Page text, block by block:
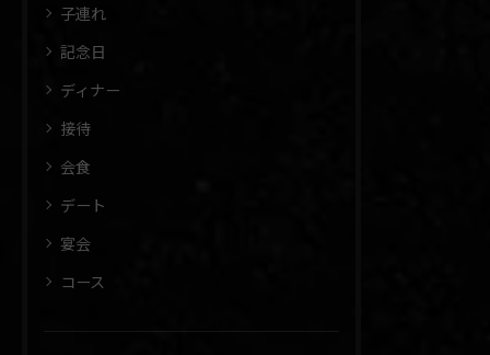
子連れ
記念日
ディナー
接待
会食
デート
宴会
コース